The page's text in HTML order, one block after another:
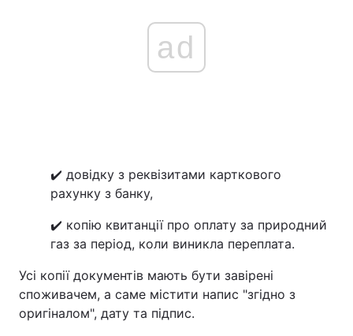
ad
✔️ довідку з реквізитами карткового
рахунку з банку,
✔️ копію квитанції про оплату за природний
газ за період, коли виникла переплата.
Усі копії документів мають бути завірені
споживачем, а саме містити напис "згідно з
оригіналом", дату та підпис.